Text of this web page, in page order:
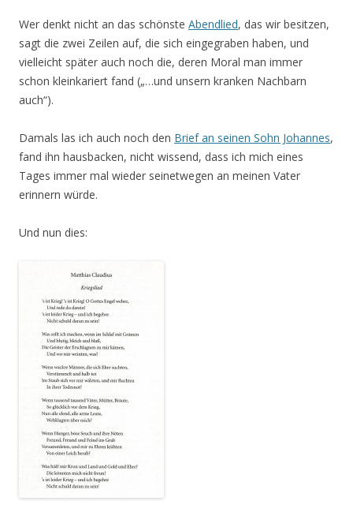
Wer denkt nicht an das schönste Abendlied, das wir besitzen,
sagt die zwei Zeilen auf, die sich eingegraben haben, und
vielleicht später auch noch die, deren Moral man immer
schon kleinkariert fand („…und unsern kranken Nachbarn
auch“).
Damals las ich auch noch den Brief an seinen Sohn Johannes,
fand ihn hausbacken, nicht wissend, dass ich mich eines
Tages immer mal wieder seinetwegen an meinen Vater
erinnern würde.
Und nun dies: